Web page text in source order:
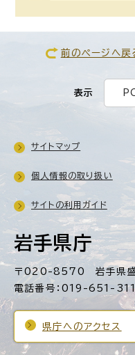
前のページへ戻
表示
岩手県庁
〒020-8570 岩手県盛
電話番号：019-651-3111
県庁へのアクセス
サイトマップ
個人情報の取り扱い
サイトの利用ガイド